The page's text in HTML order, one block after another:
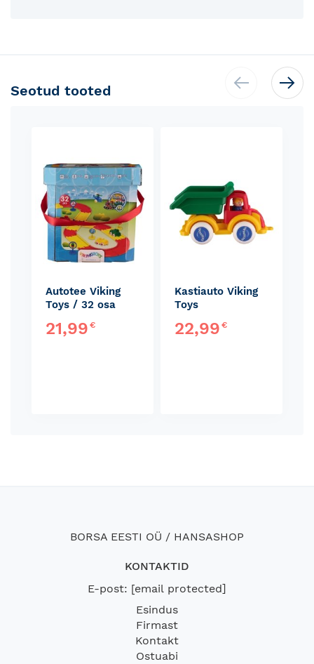
Seotud tooted
Autotee Viking
Toys / 32 osa
21,99€
Kastiauto Viking
Toys
22,99€
BORSA EESTI OÜ / HANSASHOP
KONTAKTID
E-post: [email protected]
Esindus
Firmast
Kontakt
Ostuabi